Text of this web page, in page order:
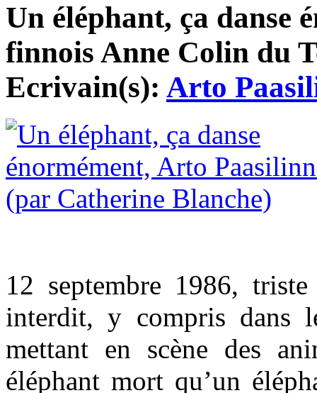
Un éléphant, ça danse
finnois Anne Colin du
Ecrivain(s): Arto
12 septembre 1986,
interdit, y compris dans
mettant en scène des
éléphant mort qu’un